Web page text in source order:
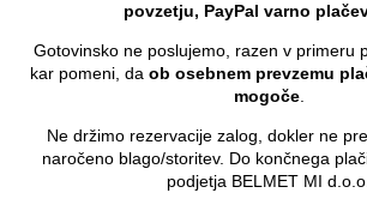
povzetju, PayPal varno
Gotovinsko ne poslujemo, razen v primeru
kar pomeni, da ob osebnem prevzemu
mogoče.
Ne držimo rezervacije zalog, dokler ne
naročeno blago/storitev. Do končnega
podjetja BELMET MI